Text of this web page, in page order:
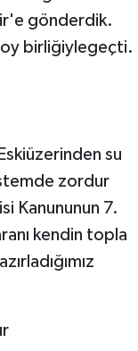
gönderdik.
oy birliğiylegeçti.
su
zordur
Kanununun 7.
kendin topla